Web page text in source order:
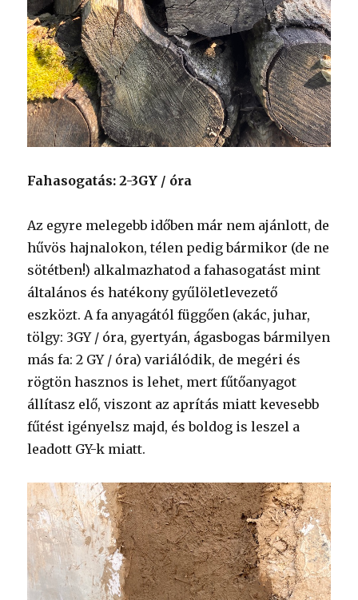
Fahasogatás: 2-3GY / óra
Az egyre melegebb időben már nem ajánlott, de
hűvös hajnalokon, télen pedig bármikor (de ne
sötétben!) alkalmazhatod a fahasogatást mint
általános és hatékony gyűlöletlevezető
eszközt. A fa anyagától függően (akác, juhar,
tölgy: 3GY / óra, gyertyán, ágasbogas bármilyen
más fa: 2 GY / óra) variálódik, de megéri és
rögtön hasznos is lehet, mert fűtőanyagot
állítasz elő, viszont az aprítás miatt kevesebb
fűtést igényelsz majd, és boldog is leszel a
leadott GY-k miatt.